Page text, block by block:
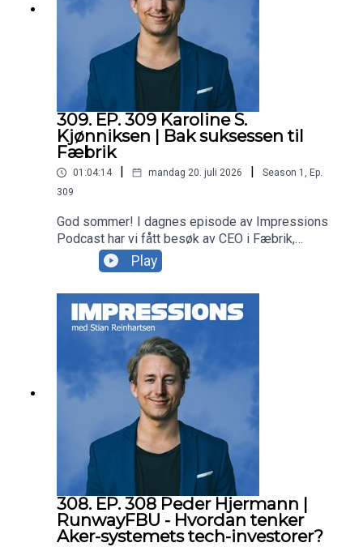
309. EP. 309 Karoline S.
Kjønniksen | Bak suksessen til
Fæbrik
01:04:14 | mandag 20. juli 2026 | Season 1 , Ep.
309
God sommer! I dagnes episode av Impressions
Podcast har vi fått besøk av CEO i Fæbrik,
Karoline S. Kjønniksen. Karoline tar oss med på
reisen om hvordan hun landet jobben i Fæbrik,
hvordan Fæbrik bygger merkevare og mye mer
spennende. Enjoy! Takk for at du lytter til
Impressions Podcast! Har du forslag til gjester vi
kan invitere? Send oss en melding på sosiale
medier:Instagram:
instagram.com/impressionspodTikTok:
tiktok.com/@impressionspod
Play
308. EP. 308 Peder Hjermann |
RunwayFBU - Hvordan tenker
Aker-systemets tech-investorer?